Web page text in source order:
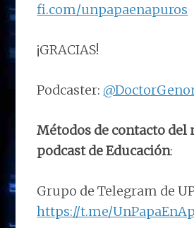
fi.com/unpapaenapuros
¡GRACIAS!
Podcaster:
Métodos de contacto del
podcast de Educación:
Grupo de Telegram de
https://t.me/